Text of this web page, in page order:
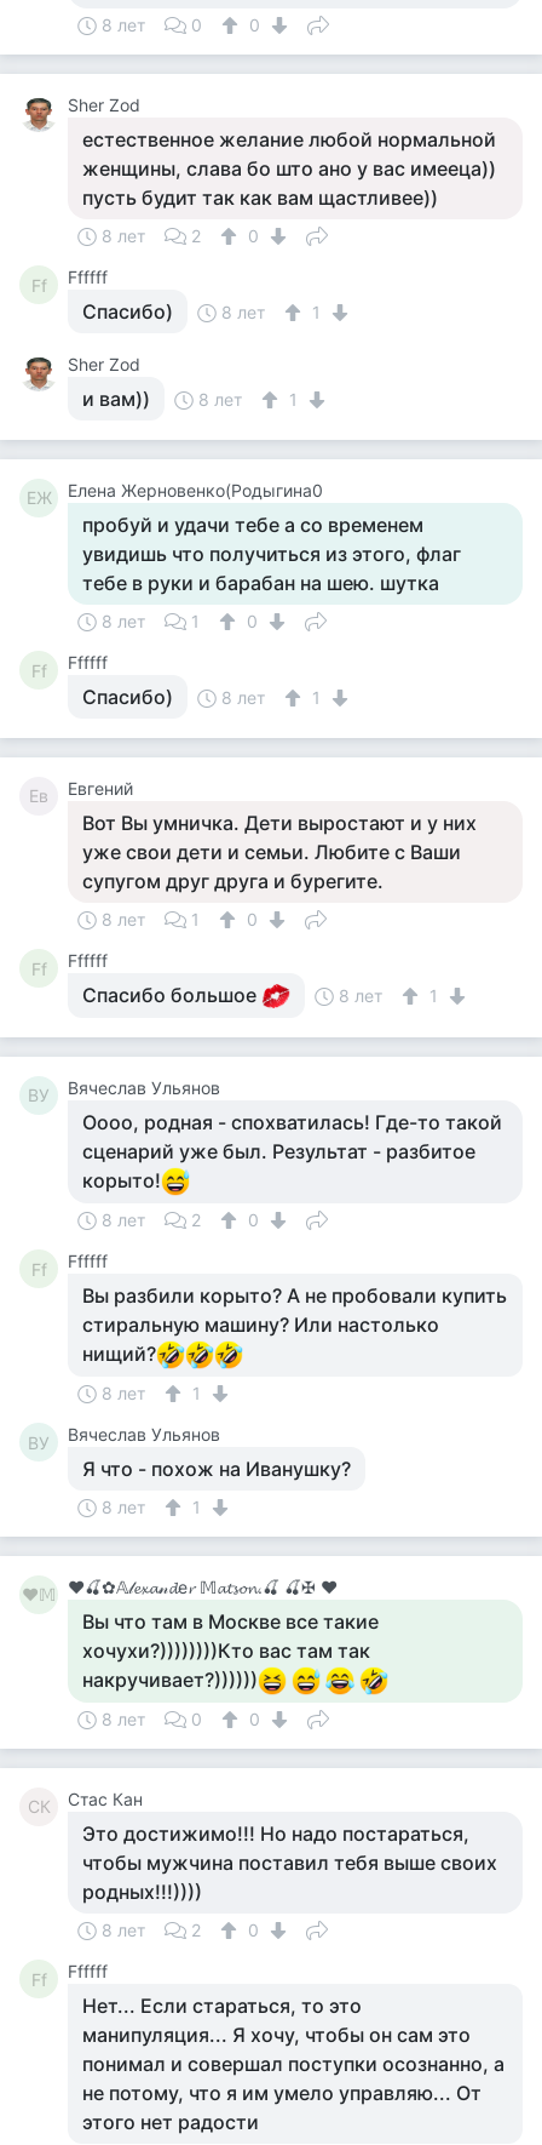
8 лет 0 0
Sher Zod
естественное желание любой нормальной
женщины, слава бо што ано у вас имееца))
пусть будит так как вам щастливее))
8 лет 2 0
Ff Ffffff
Спасибо) 8 лет 1
Sher Zod
и вам)) 8 лет 1
ЕЖ Елена Жерновенко(Родыгина0
пробуй и удачи тебе а со временем
увидишь что получиться из этого, флаг
тебе в руки и барабан на шею. шутка
8 лет 1 0
Ff Ffffff
Спасибо) 8 лет 1
Ев Евгений
Вот Вы умничка. Дети выростают и у них
уже свои дети и семьи. Любите с Ваши
супугом друг друга и бурегите.
8 лет 1 0
Ff Ffffff
Спасибо большое 8 лет 1
ВУ Вячеслав Ульянов
Оооо, родная - спохватилась! Где-то такой
сценарий уже был. Результат - разбитое
корыто!
8 лет 2 0
Ff Ffffff
Вы разбили корыто? А не пробовали купить
стиральную машину? Или настолько
нищий?
8 лет 1
ВУ Вячеслав Ульянов
Я что - похож на Иванушку?
8 лет 1
♥𝕄 ♥🍒✿𝔸𝓁𝓮𝔁𝓪𝓃𝓭е𝓻 𝕄𝓪𝓽𝓼𝓸𝓷.🍒 🍒✠ ♥
Вы что там в Москве все такие
хочухи?))))))))Кто вас там так
накручивает?))))))
8 лет 0 0
СК Стас Кан
Это достижимо!!! Но надо постараться,
чтобы мужчина поставил тебя выше своих
родных!!!))))
8 лет 2 0
Ff Ffffff
Нет... Если стараться, то это
манипуляция... Я хочу, чтобы он сам это
понимал и совершал поступки осознанно, а
не потому, что я им умело управляю... От
этого нет радости